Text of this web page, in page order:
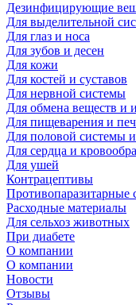
Дезинфицирующие
Для выделительной
Для глаз и носа
Для зубов и десен
Для кожи
Для костей и суставов
Для нервной системы
Для обмена веществ и
Для пищеварения и
Для половой системы
Для сердца и
Для ушей
Контрацептивы
Противопаразитарные
Расходные материалы
Для сельхоз животных
При диабете
О компании
О компании
Новости
Отзывы